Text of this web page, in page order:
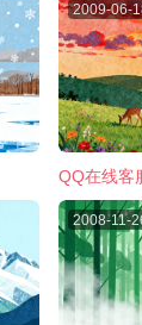
2009-06-
QQ在线客
2008-11-